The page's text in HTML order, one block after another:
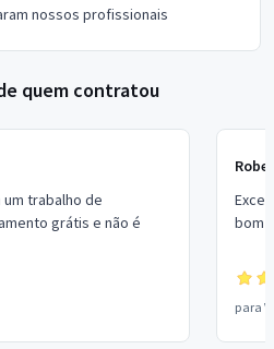
nossos profissionais
quem contratou
trabalho de
grátis e não é
bom
para